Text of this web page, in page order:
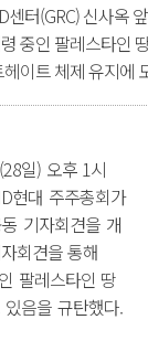
터(GRC) 신사옥
중인 팔레스타인
이트 체제 유지에
일) 오후 1시
현대 주주총회가
기자회견을 개
회견을 통해
팔레스타인 땅
음을 규탄했다.